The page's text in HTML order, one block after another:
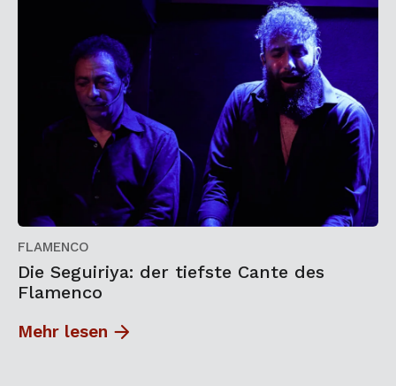
FLAMENCO
Die Seguiriya: der tiefste Cante des
Flamenco
Mehr lesen